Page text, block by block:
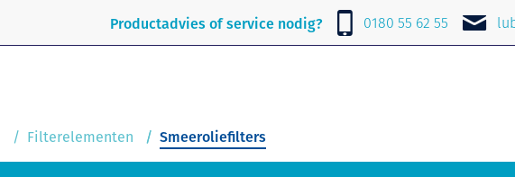
Productadvies of service nodig? 0180 55 62 55
Over Lubrafil Nieuws Contact
Filterelementen Smeeroliefilters